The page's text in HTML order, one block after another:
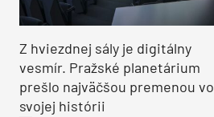
Z hviezdnej sály je digitálny
vesmír. Pražské planetárium
prešlo najväčšou premenou vo
svojej histórii